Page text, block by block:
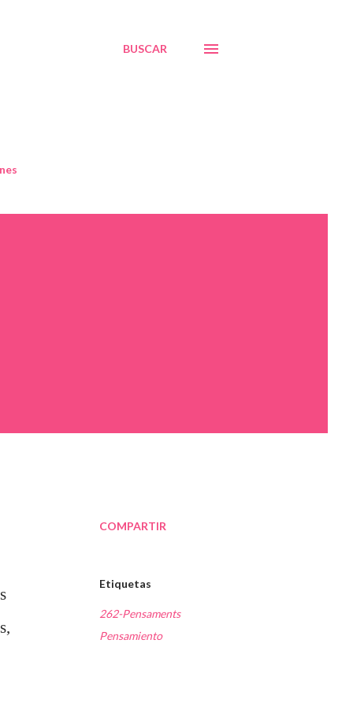
BUSCAR
COMPARTIR
Etiquetas
262-Pensaments
Pensamiento